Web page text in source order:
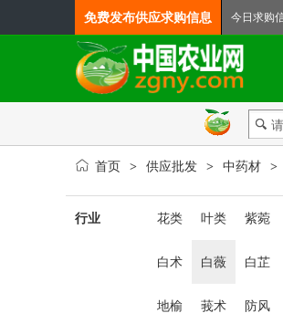
免费发布供应求购信息 今日 求购
首页 > 供应批发 > 中药材 >
行业 花类 叶类 紫菀
白术 白薇 白芷
地榆 莪术 防风